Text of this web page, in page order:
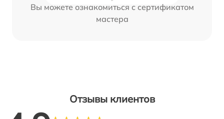
Вы можете ознакомиться с сертификатом
мастера
Отзывы клиентов